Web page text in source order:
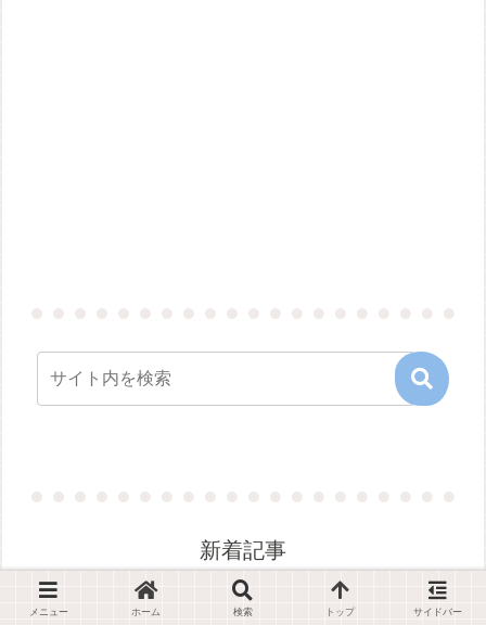
新着記事
メニュー ホーム 検索 トップ サイドバー